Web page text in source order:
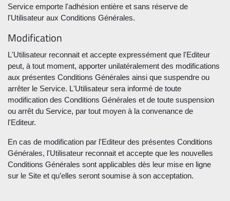
Service emporte l'adhésion entière et sans réserve de
l'Utilisateur aux Conditions Générales.
Modification
L'Utilisateur reconnait et accepte expressément que l'Editeur
peut, à tout moment, apporter unilatéralement des modifications
aux présentes Conditions Générales ainsi que suspendre ou
arrêter le Service. L'Utilisateur sera informé de toute
modification des Conditions Générales et de toute suspension
ou arrêt du Service, par tout moyen à la convenance de
l'Editeur.
En cas de modification par l'Editeur des présentes Conditions
Générales, l'Utilisateur reconnait et accepte que les nouvelles
Conditions Générales sont applicables dès leur mise en ligne
sur le Site et qu’elles seront soumise à son acceptation.